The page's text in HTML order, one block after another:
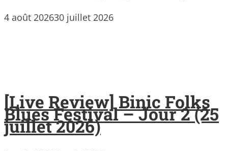
4 août 202630 juillet 2026
[Live Review] Binic Folks
Blues Festival – Jour 2 (25
juillet 2026)